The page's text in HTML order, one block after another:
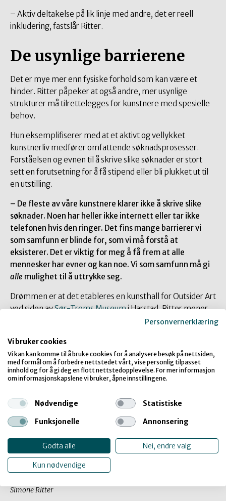
– Aktiv deltakelse på lik linje med andre, det er reell
inkludering, fastslår Ritter.
De usynlige barrierene
Det er mye mer enn fysiske forhold som kan være et
hinder. Ritter påpeker at også andre, mer usynlige
strukturer må tilrettelegges for kunstnere med spesielle
behov.
Hun eksemplifiserer med at et aktivt og vellykket
kunstnerliv medfører omfattende søknadsprosesser.
Forståelsen og evnen til å skrive slike søknader er stort
sett en forutsetning for å få stipend eller bli plukket ut til
en utstilling.
– De fleste av våre kunstnere klarer ikke å skrive slike
søknader. Noen har heller ikke internett eller tar ikke
telefonen hvis den ringer. Det fins mange barrierer vi
som samfunn er blinde for, som vi må forstå at
eksisterer. Det er viktig for meg å få frem at alle
mennesker har evner og kan noe. Vi som samfunn må gi
alle mulighet til å uttrykke seg.
Drømmen er at det etableres en kunsthall for Outsider Art
ved siden avSør-Troms Museumi Harstad. Ritter mener
det også er på tide å legge til rette for kunstneriske
– Det å tilrettelegge handler også om å skape
kunstneriske arbeidsplasser og muligheter. Å være
kunstner innebærer å holde utstillinger og vise fram sine
tilbyr kunstneriske arbeidsplasser og promoterer outsider
Kunst er skapt for å formidle hva det betyr å
tilrettelegge og å inkludere.
Simone Ritter
Personvernerklæring
Vi bruker cookies
Vi kan kan komme til å bruke cookies for å analysere besøk på nettsiden,
med formål om å forbedre nettstedet vårt, vise personlig tilpasset
innhold og for å gi deg en flott nettstedopplevelse. For mer informasjon
om informasjonskapslene vi bruker, åpne innstillingene.
Nødvendige
Statistiske
Funksjonelle
Annonsering
Godta alle Nei, endre valg
Kun nødvendige